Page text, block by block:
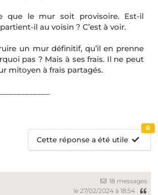
que le mur soit provisoire. Est-il
il au voisin ? C’est à voir.
un mur définitif, qu’il en prenne
pas ? Mais à ses frais. Il ne peut
mitoyen à frais partagés.
Cette réponse a été utile
0
18 messages
le 27/02/2024 à 18:54